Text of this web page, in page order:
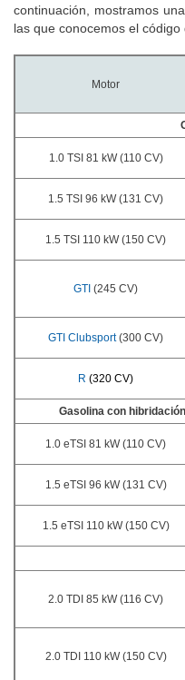
continuación, mostramos
las que conocemos el
Motor
1.0 TSI 81 kW (110 CV)
1.5 TSI 96 kW (131 CV)
1.5 TSI 110 kW (150 CV)
GTI (245 CV)
GTI Clubsport(300 CV)
R (320 CV)
Gasolina con
1.0 eTSI 81 kW (110 CV)
1.5 eTSI 96 kW (131 CV)
1.5 eTSI 110 kW (150 CV)
2.0 TDI 85 kW (116 CV)
2.0 TDI 110 kW (150 CV)